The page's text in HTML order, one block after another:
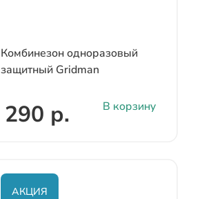
Комбинезон одноразовый
защитный Gridman
290 р. В корзину
АКЦИЯ